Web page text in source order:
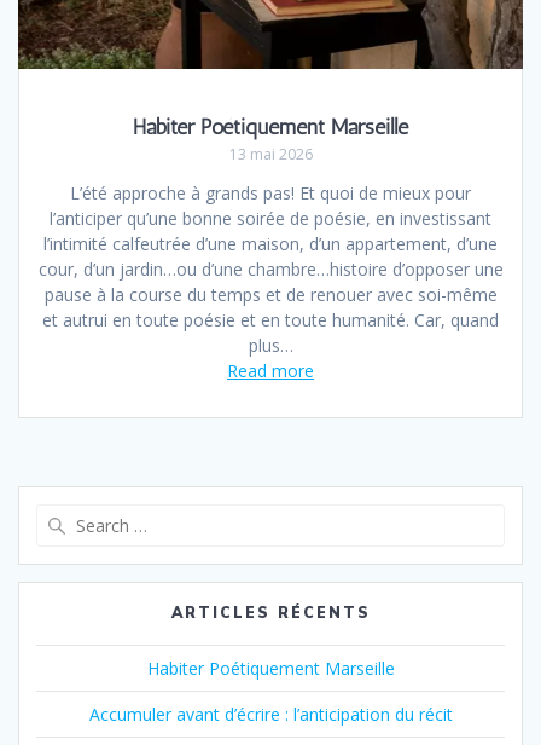
Habiter Poétiquement Marseille
13 mai 2026
L’été approche à grands pas! Et quoi de mieux pour
l’anticiper qu’une bonne soirée de poésie, en investissant
l’intimité calfeutrée d’une maison, d’un appartement, d’une
cour, d’un jardin…ou d’une chambre…histoire d’opposer une
pause à la course du temps et de renouer avec soi-même
et autrui en toute poésie et en toute humanité. Car, quand
plus…
Read more
ARTICLES RÉCENTS
Habiter Poétiquement Marseille
Accumuler avant d’écrire : l’anticipation du récit